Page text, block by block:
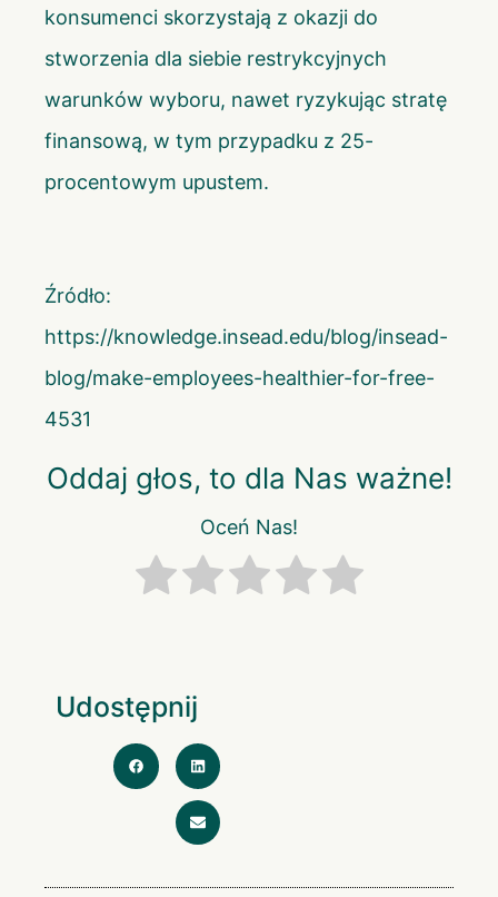
konsumenci skorzystają z okazji do
stworzenia dla siebie restrykcyjnych
warunków wyboru, nawet ryzykując stratę
finansową, w tym przypadku z 25-
procentowym upustem.
Źródło:
https://knowledge.insead.edu/blog/insead-
blog/make-employees-healthier-for-free-
4531
Oddaj głos, to dla Nas ważne!
Oceń Nas!
Udostępnij